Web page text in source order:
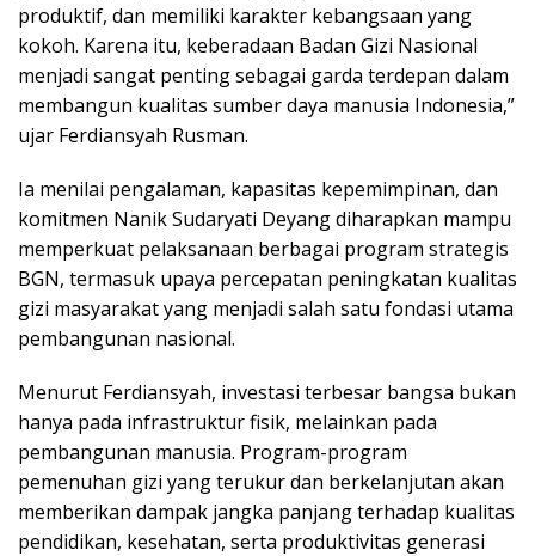
produktif, dan memiliki karakter kebangsaan yang
kokoh. Karena itu, keberadaan Badan Gizi Nasional
menjadi sangat penting sebagai garda terdepan dalam
membangun kualitas sumber daya manusia Indonesia,”
ujar Ferdiansyah Rusman.
Ia menilai pengalaman, kapasitas kepemimpinan, dan
komitmen Nanik Sudaryati Deyang diharapkan mampu
memperkuat pelaksanaan berbagai program strategis
BGN, termasuk upaya percepatan peningkatan kualitas
gizi masyarakat yang menjadi salah satu fondasi utama
pembangunan nasional.
Menurut Ferdiansyah, investasi terbesar bangsa bukan
hanya pada infrastruktur fisik, melainkan pada
pembangunan manusia. Program-program
pemenuhan gizi yang terukur dan berkelanjutan akan
memberikan dampak jangka panjang terhadap kualitas
pendidikan, kesehatan, serta produktivitas generasi